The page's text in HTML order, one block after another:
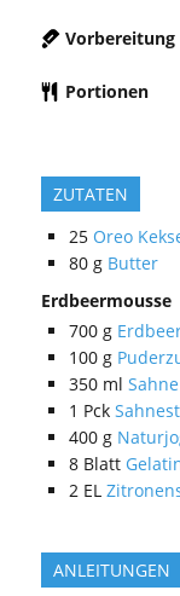
Vorbereitung
Portionen
ZUTATEN
25 Oreo
80 g Butter
Erdbeermousse
700 g
100 g
350 ml Sahne
1 Pck
400 g
8 Blatt
2 EL
ANLEITUNGEN